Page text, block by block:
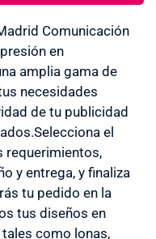
Comunicación
en
amplia gama de
necesidades
de tu publicidad
el
requerimientos,
y entrega, y finaliza
tu pedido en la
tus diseños en
como lonas,